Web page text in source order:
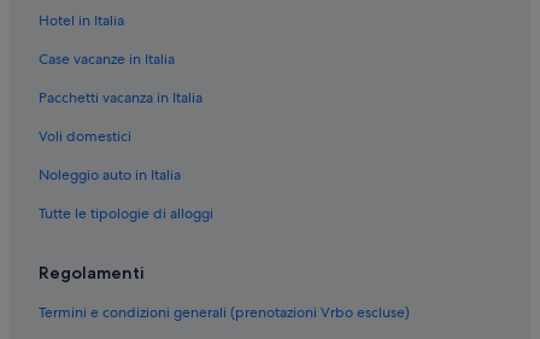
Hotel in Italia
Case vacanze in Italia
Pacchetti vacanza in Italia
Voli domestici
Noleggio auto in Italia
Tutte le tipologie di alloggi
Regolamenti
Termini e condizioni generali (prenotazioni Vrbo escluse)